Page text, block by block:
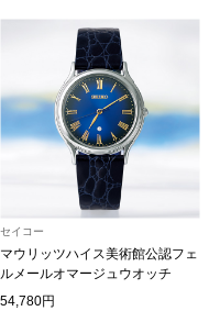
アクセサリー
ン雑貨
セイコー
マウリッツハイス美術館公認フェ
ルメールオマージュウオッチ
54,780円